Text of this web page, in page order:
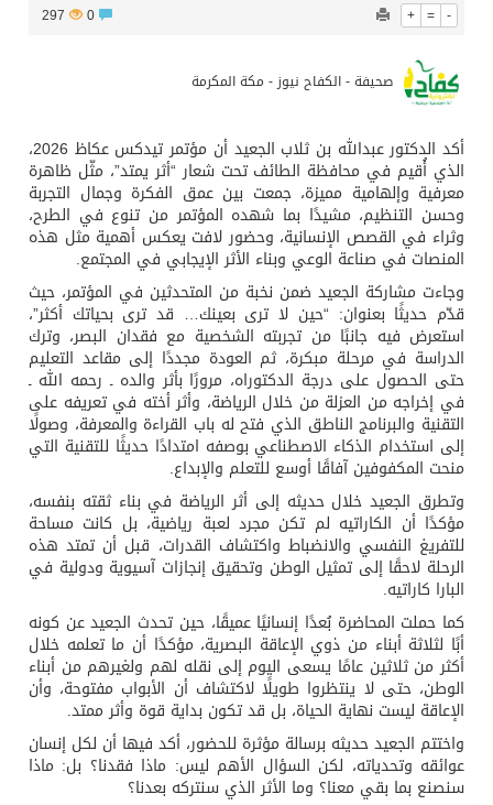
+ = -
297
صحيفة - الكفاح نيوز - مكة المكرمة
أكد الدكتور عبدالله بن ثلاب الجعيد أن مؤتمر تيدكس عكاظ 2026،
الذي أُقيم في محافظة الطائف تحت شعار “أثر يمتد”، مثّل ظاهرة
معرفية وإلهامية مميزة، جمعت بين عمق الفكرة وجمال التجربة
وحسن التنظيم، مشيدًا بما شهده المؤتمر من تنوع في الطرح،
وثراء في القصص الإنسانية، وحضور لافت يعكس أهمية مثل هذه
المنصات في صناعة الوعي وبناء الأثر الإيجابي في المجتمع.
وجاءت مشاركة الجعيد ضمن نخبة من المتحدثين في المؤتمر، حيث
قدّم حديثًا بعنوان: “حين لا ترى بعينك… قد ترى بحياتك أكثر”،
استعرض فيه جانبًا من تجربته الشخصية مع فقدان البصر، وترك
الدراسة في مرحلة مبكرة، ثم العودة مجددًا إلى مقاعد التعليم
حتى الحصول على درجة الدكتوراه، مرورًا بأثر والده ـ رحمه الله ـ
في إخراجه من العزلة من خلال الرياضة، وأثر أخته في تعريفه على
التقنية والبرنامج الناطق الذي فتح له باب القراءة والمعرفة، وصولًا
إلى استخدام الذكاء الاصطناعي بوصفه امتدادًا حديثًا للتقنية التي
منحت المكفوفين آفاقًا أوسع للتعلم والإبداع.
وتطرق الجعيد خلال حديثه إلى أثر الرياضة في بناء ثقته بنفسه،
مؤكدًا أن الكاراتيه لم تكن مجرد لعبة رياضية، بل كانت مساحة
للتفريغ النفسي والانضباط واكتشاف القدرات، قبل أن تمتد هذه
الرحلة لاحقًا إلى تمثيل الوطن وتحقيق إنجازات آسيوية ودولية في
البارا كاراتيه.
كما حملت المحاضرة بُعدًا إنسانيًا عميقًا، حين تحدث الجعيد عن كونه
أبًا لثلاثة أبناء من ذوي الإعاقة البصرية، مؤكدًا أن ما تعلمه خلال
أكثر من ثلاثين عامًا يسعى اليوم إلى نقله لهم ولغيرهم من أبناء
الوطن، حتى لا ينتظروا طويلًا لاكتشاف أن الأبواب مفتوحة، وأن
الإعاقة ليست نهاية الحياة، بل قد تكون بداية قوة وأثر ممتد.
واختتم الجعيد حديثه برسالة مؤثرة للحضور، أكد فيها أن لكل إنسان
عوائقه وتحدياته، لكن السؤال الأهم ليس: ماذا فقدنا؟ بل: ماذا
سنصنع بما بقي معنا؟ وما الأثر الذي سنتركه بعدنا؟